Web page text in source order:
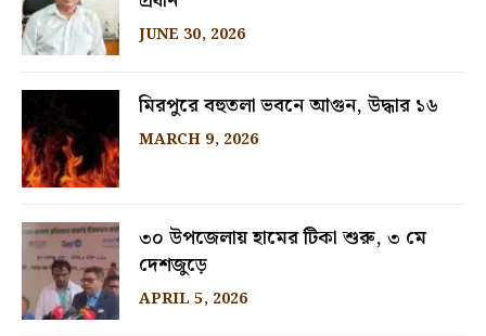
JUNE 30, 2026
মিরপুরে বহুতলা ভবনে আগুন, উদ্ধার ১৬
MARCH 9, 2026
৩০ উপজেলায় হামের টিকা শুরু, ৩ মে
দেশজুড়ে
APRIL 5, 2026